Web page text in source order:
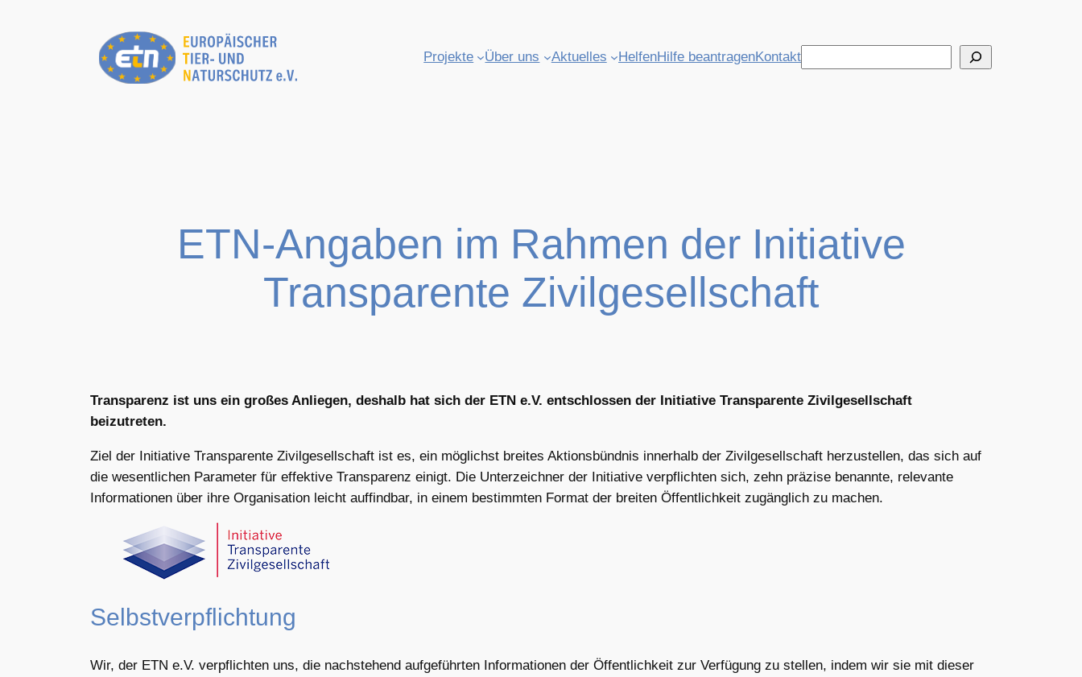
Projekte Über uns Aktuelles HelfenHilfe beantragenKontaktSuchen
ETN-Angaben im Rahmen der Initiative
Transparente Zivilgesellschaft
Transparenz ist uns ein großes Anliegen, deshalb hat sich der ETN e.V. entschlossen der Initiative Transparente Zivilgesellschaft
beizutreten.
Ziel der Initiative Transparente Zivilgesellschaft ist es, ein möglichst breites Aktionsbündnis innerhalb der Zivilgesellschaft herzustellen, das sich auf
die wesentlichen Parameter für effektive Transparenz einigt. Die Unterzeichner der Initiative verpflichten sich, zehn präzise benannte, relevante
Informationen über ihre Organisation leicht auffindbar, in einem bestimmten Format der breiten Öffentlichkeit zugänglich zu machen.
Selbstverpflichtung
Wir, der ETN e.V. verpflichten uns, die nachstehend aufgeführten Informationen der Öffentlichkeit zur Verfügung zu stellen, indem wir sie mit dieser